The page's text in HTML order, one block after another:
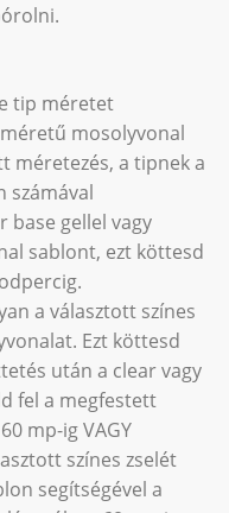
tip méretet
mosolyvonal
méretezés, a tipnek a
számával
base gellel vagy
sablont, ezt köttesd
a választott színes
Ezt köttesd
után a clear vagy
fel a megfestett
mp-ig VAGY
színes zselét
segítségével a